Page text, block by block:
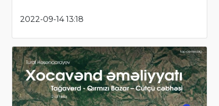
2022-09-14 13:18